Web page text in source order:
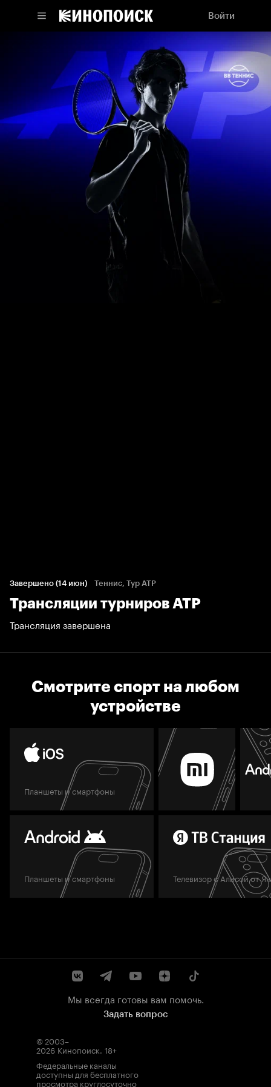
Войти
Завершено (14 июн) Теннис, Тур ATP
Трансляции турниров АТР
Трансляция завершена
Смотрите спорт на любом
устройстве
Планшеты и смартфоны
Планшеты и смартфоны Телевизор с Алисой от
Мы всегда готовы вам помочь.
Задать вопрос
© 2003–
2026 Кинопоиск. 18+
Федеральные каналы
доступны для бесплатного
просмотра круглосуточно